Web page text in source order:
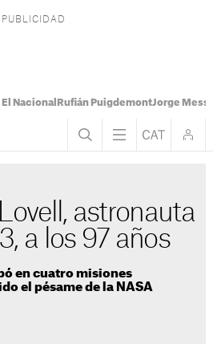
Nacional Rufián PuigdemontJorge Messi
astronauta
a los 97 años
en cuatro misiones
el pésame de la NASA